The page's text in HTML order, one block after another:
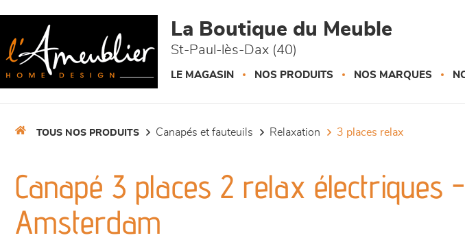
La Boutique du Meuble
St-Paul-lès-Dax (40)
LE MAGASIN NOS PRODUITS NOS MARQUES
TOUS NOS PRODUITS canapés et fauteuils relaxation 3 places relax
Canapé 3 places 2 relax électriques -
Amsterdam